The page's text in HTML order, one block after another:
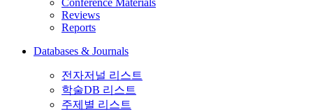
Conference Materials
Reviews
Reports
Databases & Journals
전자저널 리스트
학술DB 리스트
주제별 리스트